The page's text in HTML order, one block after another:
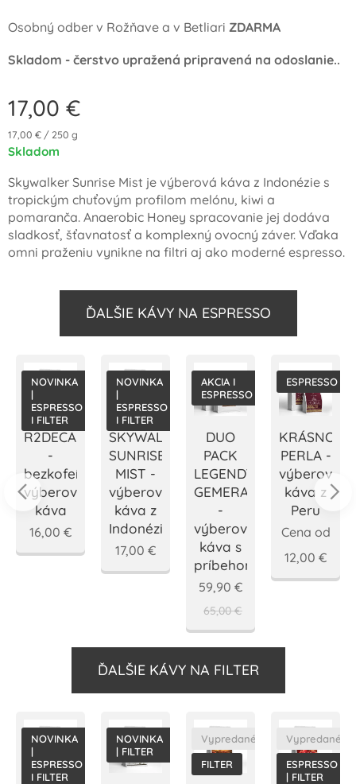
Osobný odber v Rožňave a v Betliari ZDARMA
Skladom - čerstvo upražená pripravená na odoslanie..
17,00 €
17,00 € / 250 g
Skladom
Skywalker Sunrise Mist je výberová káva z Indonézie s
tropickým chuťovým profilom melónu, kiwi a
pomaranča. Anaerobic Honey spracovanie jej dodáva
sladkosť, šťavnatosť a komplexný ovocný záver. Vďaka
omni praženiu vynikne na filtri aj ako moderné espresso.
ĎALŠIE KÁVY NA ESPRESSO
R2DECAF
-
bezkofeínová
výberová
káva
NOVINKA
|
ESPRESSO
I FILTER
16,00 €
SKYWALKER
SUNRISE
MIST -
výberová
káva z
Indonézie
NOVINKA
|
ESPRESSO
I FILTER
17,00 €
DUO
PACK
LEGENDY
GEMERA
-
výberová
káva s
príbehom
AKCIA I
ESPRESSO
59,90 €
65,00€
PERLA -
výberová
káva z
Peru
ESPRESSO
Cena od
12,00 €
ĎALŠIE KÁVY NA FILTER
NOVINKA
|
ESPRESSO
I FILTER
NOVINKA
| FILTER
Vypredané
FILTER
Vypredané
ESPRESSO
| FILTER